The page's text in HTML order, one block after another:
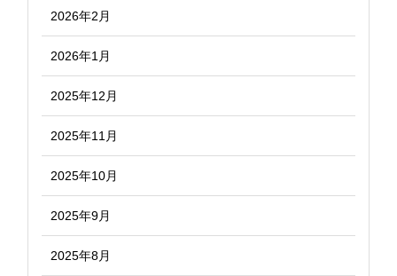
2026年2月
2026年1月
2025年12月
2025年11月
2025年10月
2025年9月
2025年8月